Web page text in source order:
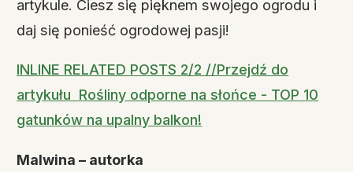
artykule. Ciesz się pięknem swojego ogrodu i
daj się ponieść ogrodowej pasji!
INLINE RELATED POSTS 2/2 //Przejdź do
artykułu Rośliny odporne na słońce - TOP 10
gatunków na upalny balkon!
Malwina – autorka